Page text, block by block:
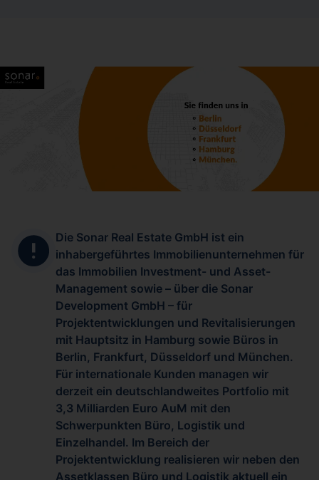
Die Sonar Real Estate GmbH ist ein
inhabergeführtes Immobilienunternehmen für
das Immobilien Investment- und Asset-
Management sowie – über die Sonar
Development GmbH – für
Projektentwicklungen und Revitalisierungen
mit Hauptsitz in Hamburg sowie Büros in
Berlin, Frankfurt, Düsseldorf und München.
Für internationale Kunden managen wir
derzeit ein deutschlandweites Portfolio mit
3,3 Milliarden Euro AuM mit den
Schwerpunkten Büro, Logistik und
Einzelhandel. Im Bereich der
Projektentwicklung realisieren wir neben den
Assetklassen Büro und Logistik aktuell ein